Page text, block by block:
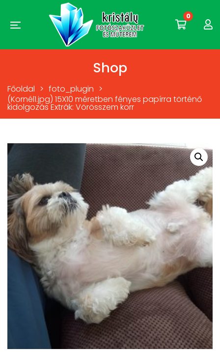
0
Shop
Főoldal > foto_plugin >
(Kornél1.jpg) 15X10 méretben fényes papírra történő
kidolgozás Extrák: Vörösszem korr